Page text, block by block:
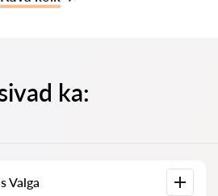
ka:
Valga